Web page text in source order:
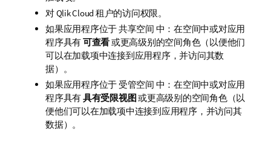
对Qlik Cloud 租户的访问权限。
如果应用程序位于共享空间 中：在空间中或对应用
程序具有可查看或更高级别的空间角色（以便他们
可以在加载项中连接到应用程序，并访问其数
据）。
如果应用程序位于 受管空间 中：在空间中或对应用
程序具有具有受限视图 或更高级别的空间角色（以
便他们可以在加载项中连接到应用程序，并访问其
数据）。